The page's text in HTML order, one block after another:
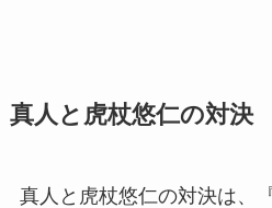
真人と虎杖悠仁の対決
真人と虎杖悠仁の対決は、